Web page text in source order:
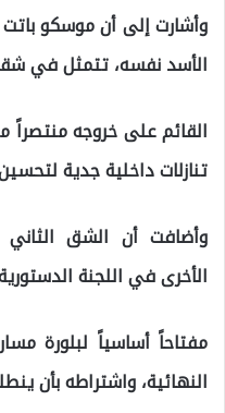
وأشارت إلى أن موسكو
الأسد نفسه، تتمثل في
القائم على خروجه
تنازلات داخلية جدية
وأضافت أن الشق الثاني
الأخرى في اللجنة
مفتاحاً أساسياً لبلورة
النهائية، واشتراطه بأن